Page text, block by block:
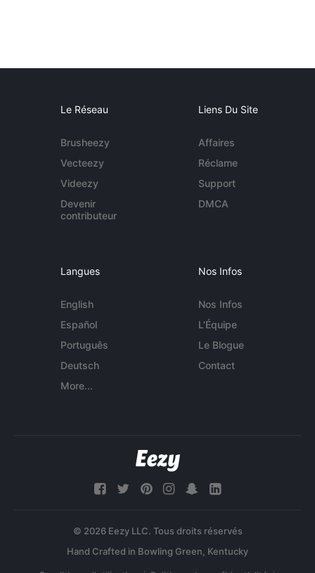
Le Réseau
Brusheezy
Vecteezy
Videezy
Devenir
contributeur
Liens Du Site
Affaires
Réclame
Support
DMCA
Langues
English
Español
Português
Deutsch
More...
Nos Infos
Nos Infos
L'Équipe
Le Blogue
Contact
© 2026 Eezy LLC. Tous droits réservés